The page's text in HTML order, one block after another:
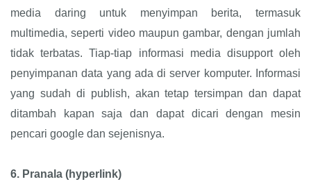
media daring untuk menyimpan berita, termasuk
multimedia, seperti video maupun gambar, dengan jumlah
tidak terbatas. Tiap-tiap informasi media disupport oleh
penyimpanan data yang ada di server komputer. Informasi
yang sudah di publish, akan tetap tersimpan dan dapat
ditambah kapan saja dan dapat dicari dengan mesin
pencari google dan sejenisnya.
6. Pranala (hyperlink)